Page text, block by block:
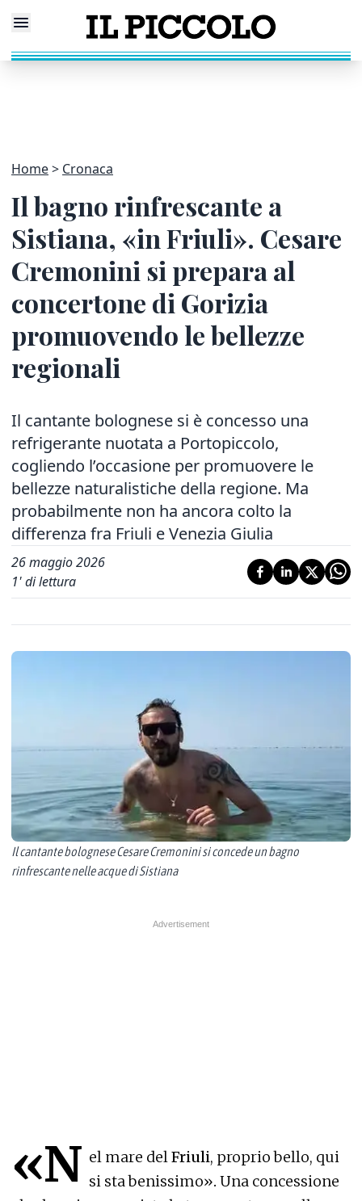
Home Cronaca
Il bagno rinfrescante a
Sistiana, «in Friuli». Cesare
Cremonini si prepara al
concertone di Gorizia
promuovendo le bellezze
regionali
Il cantante bolognese si è concesso una
refrigerante nuotata a Portopiccolo,
cogliendo l’occasione per promuovere le
bellezze naturalistiche della regione. Ma
probabilmente non ha ancora colto la
differenza fra Friuli e Venezia Giulia
26 maggio 2026
1' di lettura
Il cantante bolognese Cesare Cremonini si concede un bagno
rinfrescante nelle acque di Sistiana
«N el mare delFriuli, proprio bello, qui
si sta benissimo». Una concessione